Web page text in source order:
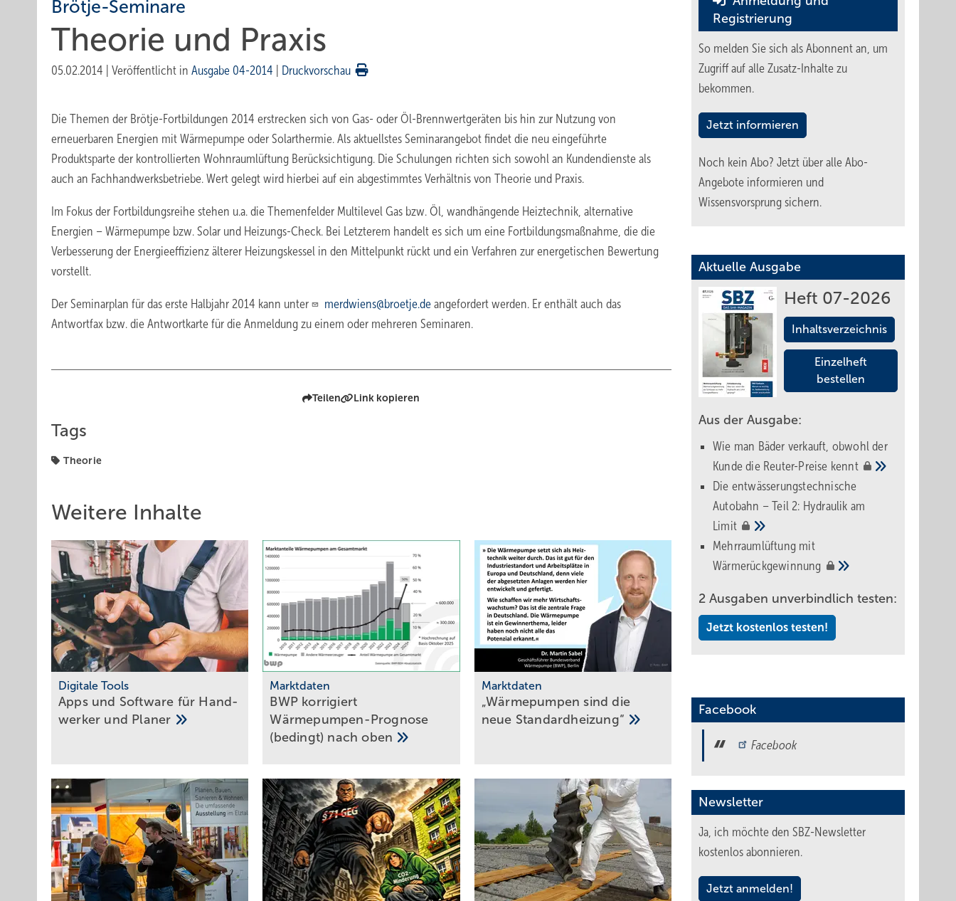
Brötje-Seminare
Theorie und Praxis
05.02.2014 Veröffentlicht in Ausgabe 04-2014 Druckvorschau
Die Themen der Brötje-Fortbildungen 2014 erstrecken sich von Gas- oder Öl-Brennwertgeräten bis hin zur Nutzung von
erneuerbaren Energien mit Wärmepumpe oder Solarthermie. Als aktuellstes Seminarangebot findet die neu eingeführte
Produktsparte der kontrollierten Wohnraumlüftung Berücksichtigung. Die Schulungen richten sich sowohl an Kundendienste als
auch an Fachhandwerksbetriebe. Wert gelegt wird hierbei auf ein abgestimmtes Verhältnis von Theorie und Praxis.
Im Fokus der Fortbildungsreihe stehen u.a. die Themenfelder Multilevel Gas bzw. Öl, wandhängende Heiztechnik, alternative
Energien – Wärmepumpe bzw. Solar und Heizungs-Check. Bei Letzterem handelt es sich um eine Fortbildungsmaßnahme, die die
Verbesserung der Energieeffizienz älterer Heizungskessel in den Mittelpunkt rückt und ein Verfahren zur energetischen Bewertung
vorstellt.
Der Seminarplan für das erste Halbjahr 2014 kann unter merdwiens@broetje.de angefordert werden. Er enthält auch das
Antwortfax bzw. die Antwortkarte für die Anmeldung zu einem oder mehreren Seminaren.
Teilen Link kopieren
Tags
Theorie
Weitere Inhalte
Digitale Tools
Apps und Soft­ware für Hand­
werker und Planer
Marktdaten
BWP korrigiert
Wärmepumpen-Prognose
(bedingt) nachoben
Marktdaten
„Wärmepumpen sind die
neue Standardheizung“
Registrierung
So melden Sie sich als Abonnent an, um
Zugriff auf alle Zusatz-Inhalte zu
bekommen.
Jetzt informieren
Noch kein Abo? Jetzt über alle Abo-
Angebote informieren und
Wissensvorsprung sichern.
Aktuelle Ausgabe
Heft 07-2026
Inhaltsverzeichnis
Einzelheft
bestellen
Aus der Ausgabe:
Wie man Bäder verkauft, obwohl der
Kunde die Reuter-Preise kennt
Die entwässerungstechnische
Autobahn – Teil 2: Hydraulik am
Limit
Mehrraumlüftung mit
Wärmerückgewinnung
2 Ausgaben unverbindlich testen:
Jetzt kostenlos testen!
Facebook
Facebook
Newsletter
Ja, ich möchte den SBZ-Newsletter
kostenlos abonnieren.
Jetzt anmelden!